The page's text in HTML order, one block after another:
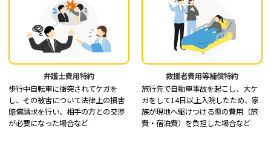
弁護士費用特約
歩行中自転車に衝突されてケガを
し、その被害について法律上の損害
賠償請求を行い、相手の方との交渉
が必要になった場合など
救援者費用等補償特約
旅行先で自動車事故を起こし、大ケ
ガをして14日以上入院したため、家
族が現地へ駆けつける際の費用（旅
費・宿泊費）を負担した場合など